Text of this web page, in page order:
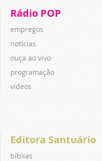
Rádio POP
empregos
notícias
ouça ao vivo
programação
vídeos
Editora Santuário
bíblias